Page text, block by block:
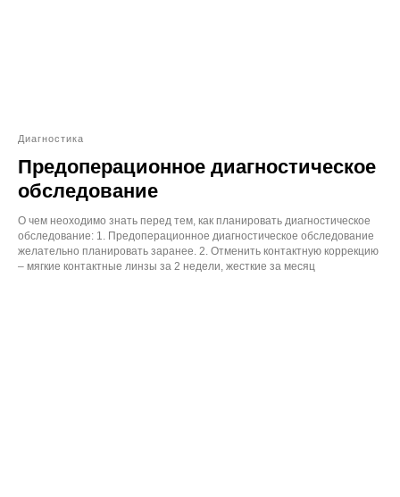
Диагностика
Предоперационное диагностическое
обследование
О чем неоходимо знать перед тем, как планировать диагностическое
обследование: 1. Предоперационное диагностическое обследование
желательно планировать заранее. 2. Отменить контактную коррекцию
– мягкие контактные линзы за 2 недели, жесткие за месяц